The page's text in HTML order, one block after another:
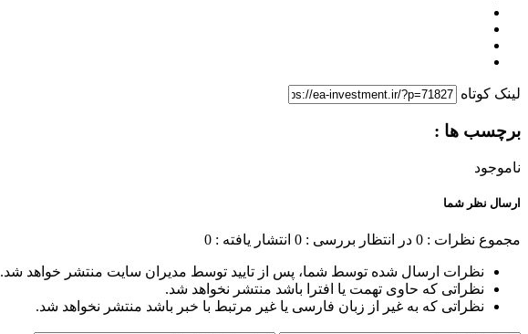
لینک کوتاه
برچسب ها :
ناموجود
ارسال نظر شما
مجموع نظرات : 0 در انتظار بررسی : 0 انتشار یافته : 0
نظرات ارسال شده توسط شما، پس از تایید توسط مدیران سایت منتشر خواهد شد.
نظراتی که حاوی تهمت یا افترا باشد منتشر نخواهد شد.
نظراتی که به غیر از زبان فارسی یا غیر مرتبط با خبر باشد منتشر نخواهد شد.